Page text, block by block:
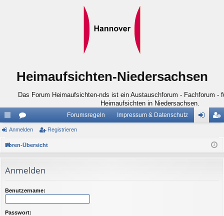
Heimaufsichten-Niedersachsen
Das Forum Heimaufsichten-nds ist ein Austauschforum - Fachforum -
Heimaufsichten in Niedersachsen.
ch
ne
ug
riff
or
en
Forumsregeln Impressum & Datenschutz
ist
Anmelden Registrieren
Foren-Übersicht
Anmelden
Benutzername:
Passwort: